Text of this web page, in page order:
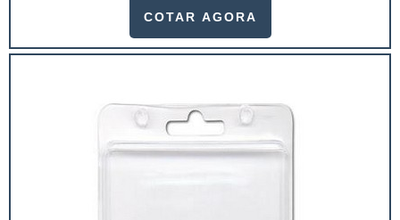
um investimento necessário para quem está no
extremamente competitivo, assim, as embalagens
COTAR AGORA